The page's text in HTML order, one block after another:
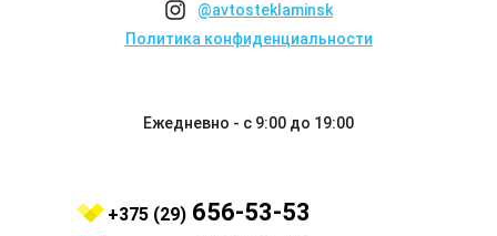
@avtosteklaminsk
Политика конфиденциальности
Ежедневно - с 9:00 до 19:00
+375 (29) 656-53-53